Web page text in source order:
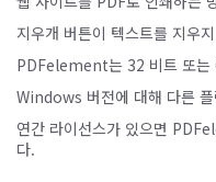
지우개 버튼이 텍스트를 지우
PDFelement는 32 비트 또는
Windows 버전에 대해 다른
연간 라이선스가 있으면
다.